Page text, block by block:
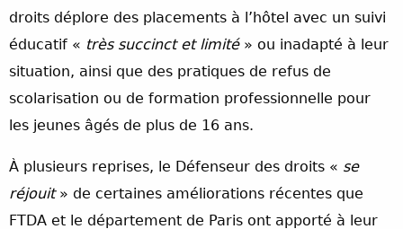
droits déplore des placements à l’hôtel avec un suivi
éducatif « très succinct et limité» ou inadapté à leur
situation, ainsi que des pratiques de refus de
scolarisation ou de formation professionnelle pour
les jeunes âgés de plus de 16 ans.
À plusieurs reprises, le Défenseur des droits « se
réjouit» de certaines améliorations récentes que
FTDA et le département de Paris ont apporté à leur